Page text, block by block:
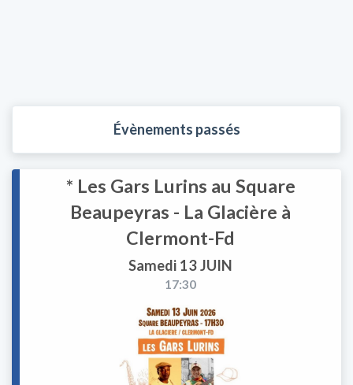
Évènements passés
* Les Gars Lurins au Square
Beaupeyras - La Glacière à
Clermont-Fd
Samedi 13 JUIN
17:30